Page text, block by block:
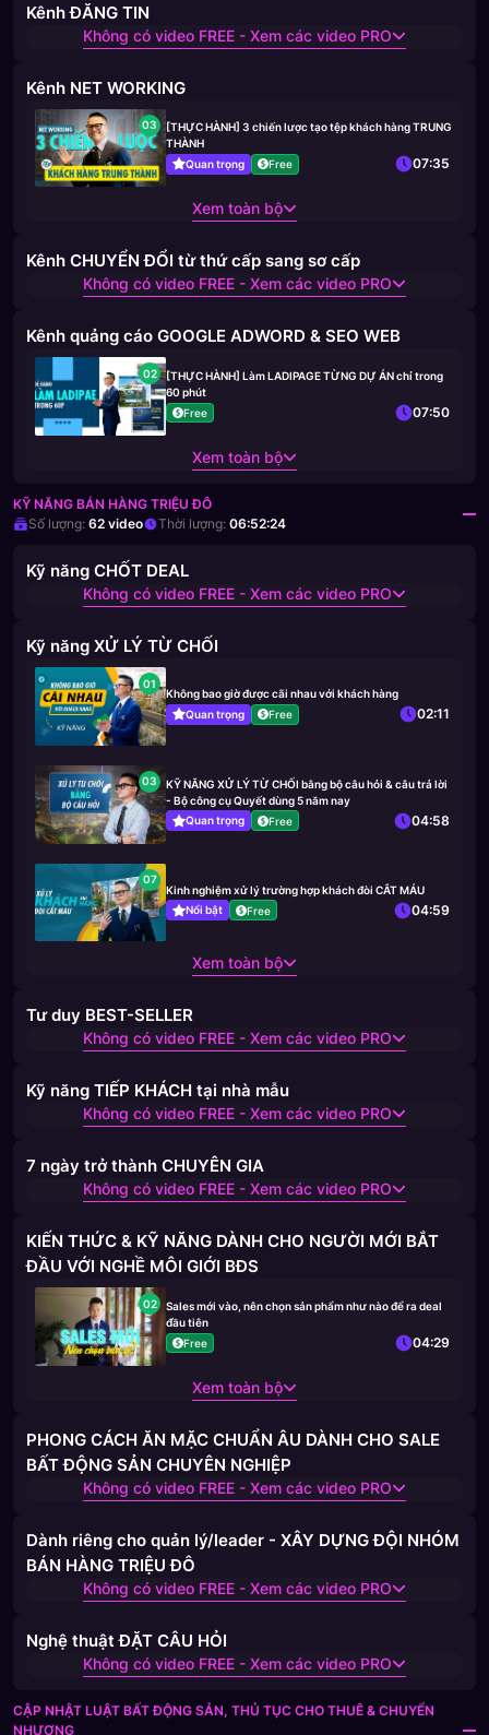
Kênh ĐĂNG TIN
Không có video FREE - Xem các video PRO
Kênh NET WORKING
03
[THỰC HÀNH] 3 chiến lược tạo tệp khách hàng TRUNG
THÀNH
Quan trọng
Free 07:35
Xem toàn bộ
Kênh CHUYỂN ĐỔI từ thứ cấp sang sơ cấp
Không có video FREE - Xem các video PRO
Kênh quảng cáo GOOGLE ADWORD & SEO WEB
02
[THỰC HÀNH] Làm LADIPAGE TỪNG DỰ ÁN chỉ trong
60 phút
Free
07:50
Xem toàn bộ
KỸ NĂNG BÁN HÀNG TRIỆU ĐÔ
Số lượng: 62 video Thời lượng: 06:52:24
Kỹ năng CHỐT DEAL
Không có video FREE - Xem các video PRO
Kỹ năng XỬ LÝ TỪ CHỐI
01
Không bao giờ được cãi nhau với khách hàng
Quan trọng
Free 02:11
03
KỸ NĂNG XỬ LÝ TỪ CHỐI bằng bộ câu hỏi & câu trả lời
- Bộ công cụ Quyết dùng 5 năm nay
Quan trọng
Free 04:58
07
Kinh nghiệm xử lý trường hợp khách đòi CẮT MÁU
Nổi bật
Free 04:59
Xem toàn bộ
Tư duy BEST-SELLER
Không có video FREE - Xem các video PRO
Kỹ năng TIẾP KHÁCH tại nhà mẫu
Không có video FREE - Xem các video PRO
7 ngày trở thành CHUYÊN GIA
Không có video FREE - Xem các video PRO
KIẾN THỨC & KỸ NĂNG DÀNH CHO NGƯỜI MỚI BẮT
ĐẦU VỚI NGHỀ MÔI GIỚI BĐS
02
Sales mới vào, nên chọn sản phẩm như nào để ra deal
đầu tiên
Free
04:29
Xem toàn bộ
PHONG CÁCH ĂN MẶC CHUẨN ÂU DÀNH CHO SALE
BẤT ĐỘNG SẢN CHUYÊN NGHIỆP
Không có video FREE - Xem các video PRO
Dành riêng cho quản lý/leader - XÂY DỰNG ĐỘI NHÓM
BÁN HÀNG TRIỆU ĐÔ
Không có video FREE - Xem các video PRO
Nghệ thuật ĐẶT CÂU HỎI
Không có video FREE - Xem các video PRO
CẬP NHẬT LUẬT BẤT ĐỘNG SẢN, THỦ TỤC CHO THUÊ & CHUYỂN
NHƯỢNG